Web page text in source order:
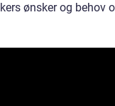
ønsker og behov